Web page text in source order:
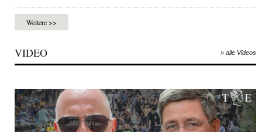
Weitere >>
VIDEO » alle Videos